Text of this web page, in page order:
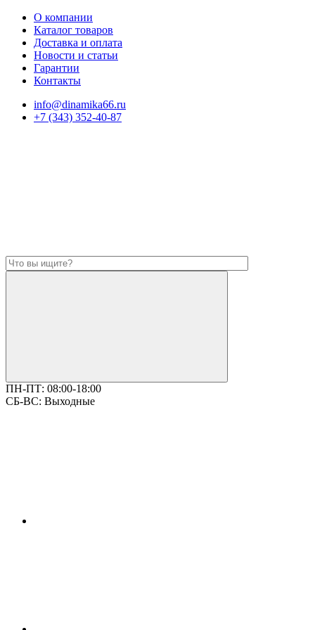
О компании
Каталог товаров
Доставка и оплата
Новости и статьи
Гарантии
Контакты
info@dinamika66.ru
+7 (343) 352-40-87
ПН-ПТ: 08:00-18:00
СБ-ВС: Выходные